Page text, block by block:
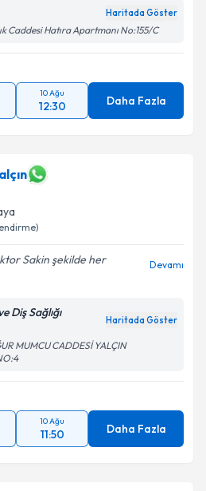
Haritada Göster
Caddesi Hatıra Apartmanı No:155/C
10 Ağu
12:30 Daha Fazla
Sakin şekilde her
Devamı
Diş Sağlığı
Haritada Göster
MUMCU CADDESİ YALÇIN
10 Ağu
11:50 Daha Fazla